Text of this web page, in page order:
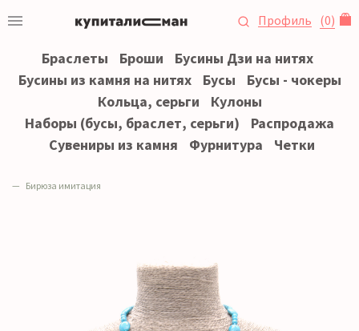
Профиль (0)
Браслеты Броши
Бусины Дзи на нитях
Бусины из камня на нитях
Бусы
Бусы - чокеры
Кольца, серьги
Кулоны
Наборы (бусы, браслет, серьги)
Распродажа
Сувениры из камня
Фурнитура Четки
Бирюза имитация